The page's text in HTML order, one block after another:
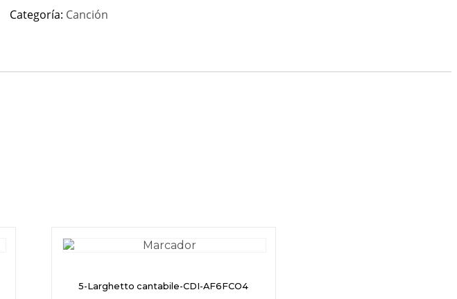
Categoría: Canción
5-Larghetto cantabile-CDI-AF6FCO4